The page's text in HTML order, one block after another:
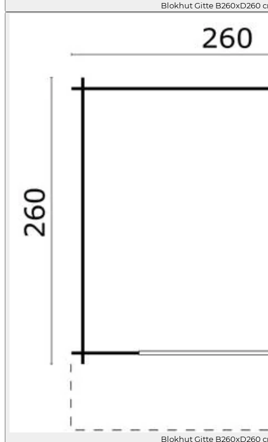
Blokhut Gitte B260xD260
Blokhut Gitte B260xD260